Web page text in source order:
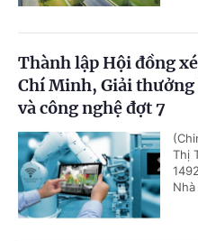
Thành lập Hội đồng
Chí Minh, Giải thưởng
và công nghệ đợt 7
Thị